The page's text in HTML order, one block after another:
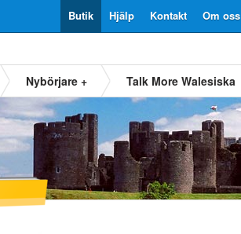
Om oss
Kontakt
Hjälp
Butik
Nybörjare + Talk More Walesiska